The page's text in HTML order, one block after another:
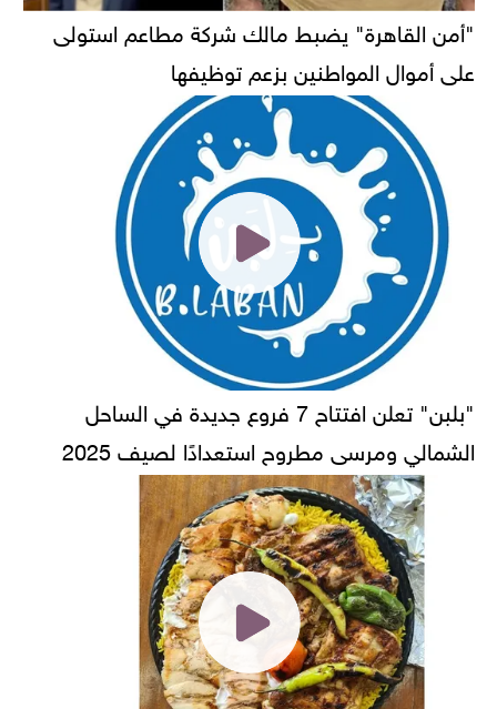
"أمن القاهرة" يضبط مالك شركة مطاعم استولى
على أموال المواطنين بزعم توظيفها
"بلبن" تعلن افتتاح 7 فروع جديدة في الساحل
الشمالي ومرسى مطروح استعدادًا لصيف 2025